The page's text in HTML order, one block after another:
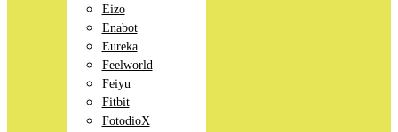
Eizo
Enabot
Eureka
Feelworld
Feiyu
Fitbit
FotodioX